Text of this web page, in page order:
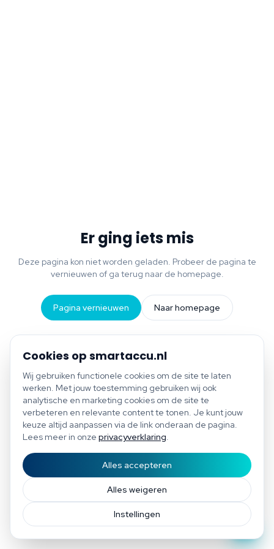
Bespaar tot €1.200 per jaar
Gratis scan of plan direct een afspraak
Cookies op smartaccu.nl
Wij gebruiken functionele cookies om de site te laten
werken. Met jouw toestemming gebruiken wij ook
analytische en marketing cookies om de site te
verbeteren en relevante content te tonen. Je kunt jouw
keuze altijd aanpassen via de link onderaan de pagina.
Lees meer in onze privacyverklaring.
Instellingen
Alles weigeren
Alles accepteren
Er ging iets mis
Deze pagina kon niet worden geladen. Probeer de pagina te
vernieuwen of ga terug naar de homepage.
Pagina vernieuwen Naar homepage